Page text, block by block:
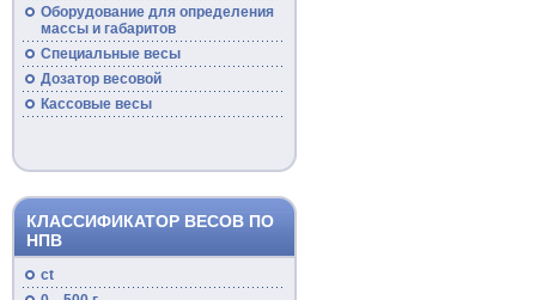
Оборудование для определения
массы и габаритов
Специальные весы
Дозатор весовой
Кассовые весы
КЛАССИФИКАТОР ВЕСОВ ПО
НПВ
ct